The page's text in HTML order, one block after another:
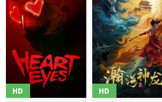
HD HD